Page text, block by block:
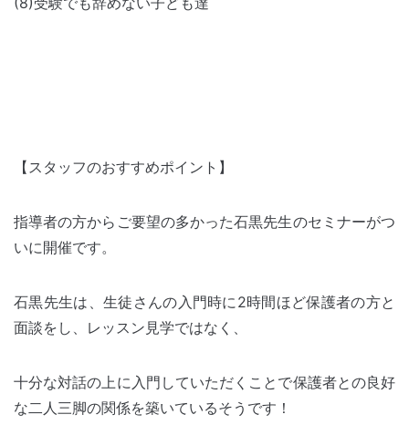
【スタッフのおすすめポイント】
指導者の方からご要望の多かった石黒先生のセミナーがつ
いに開催です。
石黒先生は、生徒さんの入門時に2時間ほど保護者の方と
面談をし、レッスン見学ではなく、
十分な対話の上に入門していただくことで保護者との良好
な二人三脚の関係を築いているそうです！